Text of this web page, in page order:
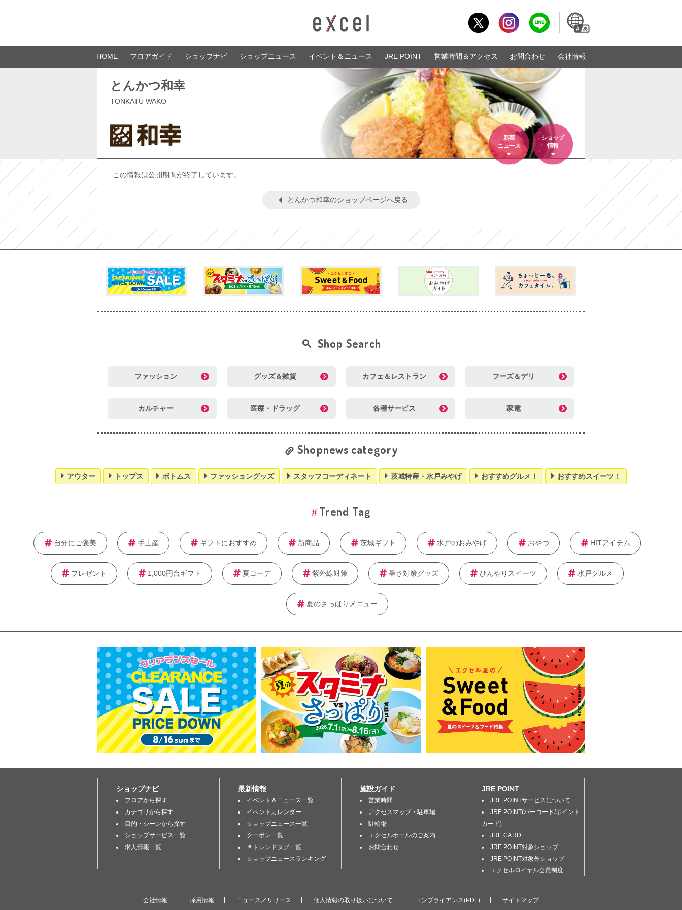
HOME フロアガイド ショップナビ ショップニュース イベント＆ニュース JRE POINT 営業時間＆アクセス お問合わせ 会社情報
とんかつ和幸
TONKATU WAKO
新着
ニュース
ショップ
情報
この情報は公開期間が終了しています。
とんかつ和幸のショップページへ戻る
Shop Search
ファッション グッズ＆雑貨 カフェ＆レストラン フーズ＆デリ
カルチャー 医療・ドラッグ 各種サービス 家電
Shopnews category
アウター トップス ボトムス ファッショングッズ スタッフコーディネート 茨城特産・水戸みやげ おすすめグルメ！ おすすめスイーツ！
Trend Tag
自分にご褒美 手土産 ギフトにおすすめ 新商品 茨城ギフト 水戸のおみやげ おやつ HITアイテム
プレゼント 1,000円台ギフト 夏コーデ 紫外線対策 暑さ対策グッズ ひんやりスイーツ 水戸グルメ
夏のさっぱりメニュー
ショップナビ
フロアから探す
カテゴリから探す
目的・シーンから探す
ショップサービス一覧
求人情報一覧
最新情報
イベント＆ニュース一覧
イベントカレンダー
ショップニュース一覧
クーポン一覧
＃トレンドタグ一覧
ショップニュースランキング
施設ガイド
営業時間
アクセスマップ・駐車場
駐輪場
エクセルホールのご案内
お問合わせ
JRE POINT
JRE POINTサービスについて
JRE POINT(バーコード/ポイント
カード)
JRE CARD
JRE POINT対象ショップ
JRE POINT対象外ショップ
エクセルロイヤル会員制度
会社情報 採用情報 ニュース／リリース 個人情報の取り扱いについて コンプライアンス(PDF) サイトマップ